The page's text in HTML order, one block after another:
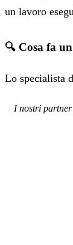
un lavoro
🔍 Cosa fa
Lo specialista
I nostri